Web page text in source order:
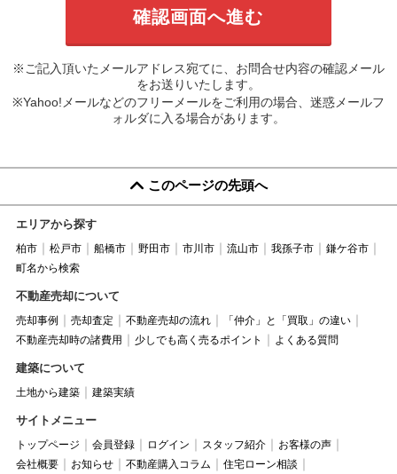
※ご記入頂いたメールアドレス宛てに、お問合せ内容の確認メール
をお送りいたします。
※Yahoo!メールなどのフリーメールをご利用の場合、迷惑メールフ
ォルダに入る場合があります。
このページの先頭へ
エリアから探す
柏市 松戸市 船橋市 野田市 市川市 流山市 我孫子市
鎌ケ谷市
町名から検索
不動産売却について
売却事例 売却査定 不動産売却の流れ
「仲介」と「買取」の違い
不動産売却時の諸費用
少しでも高く売るポイント よくある質問
建築について
土地から建築 建築実績
サイトメニュー
トップページ 会員登録 ログイン スタッフ紹介
お客様の声
会社概要
お知らせ 不動産購入コラム
住宅ローン相談